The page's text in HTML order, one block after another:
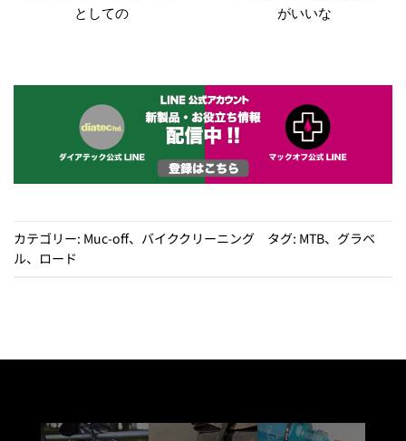
としての
がいいな
カテゴリー: Muc-off、 バイククリーニング タグ: MTB、 グラベ
ル、 ロード